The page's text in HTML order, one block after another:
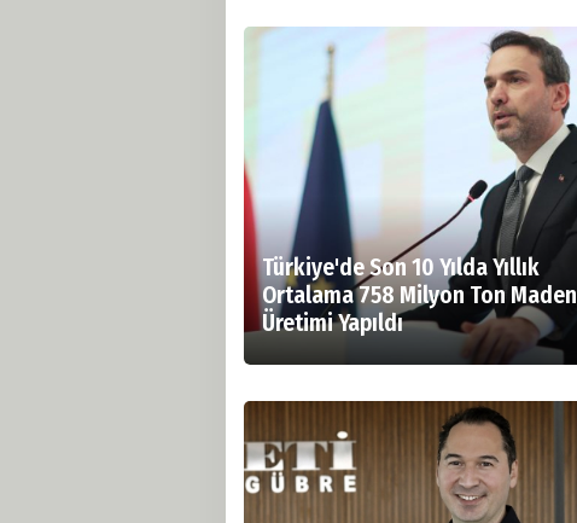
Türkiye'de Son 10 Yılda Yıllık
Ortalama 758 Milyon Ton Maden
Üretimi Yapıldı